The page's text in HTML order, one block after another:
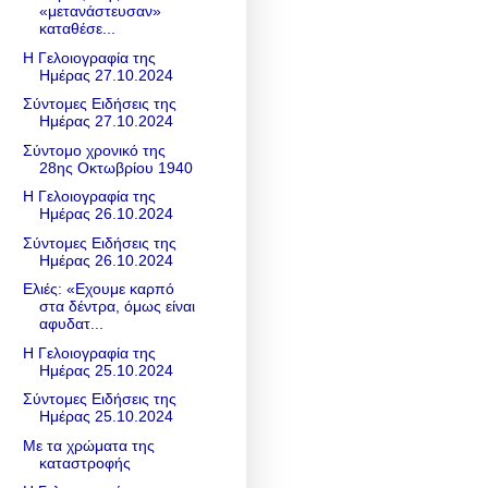
«μετανάστευσαν»
καταθέσε...
Η Γελοιογραφία της
Ημέρας 27.10.2024
Σύντομες Ειδήσεις της
Ημέρας 27.10.2024
Σύντομο χρονικό της
28ης Οκτωβρίου 1940
Η Γελοιογραφία της
Ημέρας 26.10.2024
Σύντομες Ειδήσεις της
Ημέρας 26.10.2024
Ελιές: «Εχουμε καρπό
στα δέντρα, όμως είναι
αφυδατ...
Η Γελοιογραφία της
Ημέρας 25.10.2024
Σύντομες Ειδήσεις της
Ημέρας 25.10.2024
Με τα χρώματα της
καταστροφής